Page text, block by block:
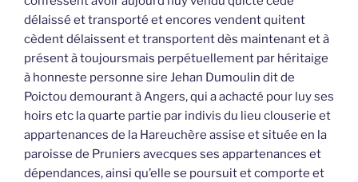
délaissé et transporté et encores vendent quitent
cèdent délaissent et transportent dès maintenant et à
présent à toujoursmais perpétuellement par héritaige
à honneste personne sire Jehan Dumoulin dit de
Poictou demourant à Angers, qui a achacté pour luy ses
hoirs etc la quarte partie par indivis du lieu clouserie et
appartenances de la Hareuchère assise et située en la
paroisse de Pruniers avecques ses appartenances et
dépendances, ainsi qu’elle se poursuit et comporte et